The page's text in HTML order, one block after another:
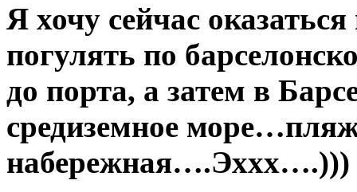
Я хочу сейчас
погулять по
до порта, а затем в
средиземное
набережная….Эххх….)))